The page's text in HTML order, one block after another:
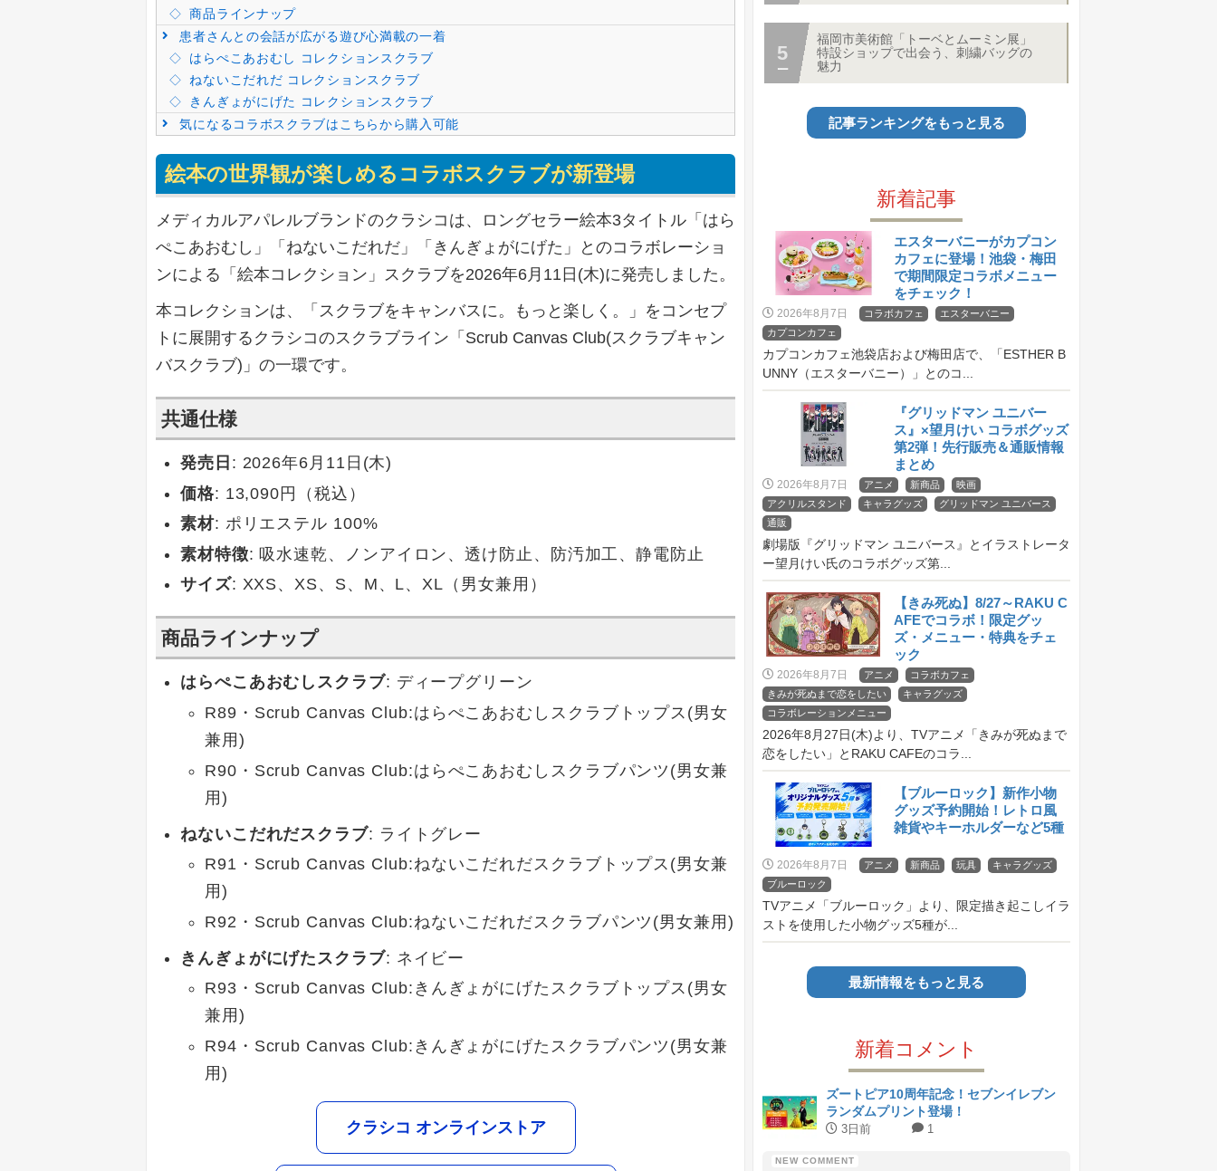
商品ラインナップ
患者さんとの会話が広がる遊び心満載の一着
はらぺこあおむし コレクションスクラブ
ねないこだれだ コレクションスクラブ
きんぎょがにげた コレクションスクラブ
気になるコラボスクラブはこちらから購入可能
絵本の世界観が楽しめるコラボスクラブが新登場
メディカルアパレルブランドのクラシコは、ロングセラー絵本3タイトル「はら
ぺこあおむし」「ねないこだれだ」「きんぎょがにげた」とのコラボレーショ
ンによる「絵本コレクション」スクラブを2026年6月11日(木)に発売しました。
本コレクションは、「スクラブをキャンバスに。もっと楽しく。」をコンセプ
トに展開するクラシコのスクラブライン「Scrub Canvas Club(スクラブキャン
バスクラブ)」の一環です。
共通仕様
発売日 : 2026年6月11日(木)
価格: 13,090円（税込）
素材: ポリエステル 100%
素材特徴: 吸水速乾、ノンアイロン、透け防止、防汚加工、静電防止
サイズ: XXS、XS、S、M、L、XL（男女兼用）
商品ラインナップ
はらぺこあおむしスクラブ: ディープグリーン
R89・Scrub Canvas Club:はらぺこあおむしスクラブトップス(男女
兼用)
R90・Scrub Canvas Club:はらぺこあおむしスクラブパンツ(男女兼
用)
ねないこだれだスクラブ: ライトグレー
R91・Scrub Canvas Club:ねないこだれだスクラブトップス(男女兼
用)
R92・Scrub Canvas Club:ねないこだれだスクラブパンツ(男女兼用)
きんぎょがにげたスクラブ: ネイビー
R93・Scrub Canvas Club:きんぎょがにげたスクラブトップス(男女
兼用)
R94・Scrub Canvas Club:きんぎょがにげたスクラブパンツ(男女兼
用)
クラシコ オンラインストア
福岡市美術館「トーベとムーミン展」
特設ショップで出会う、刺繍バッグの
魅力
記事ランキングをもっと見る
新着記事
エスターバニーがカプコン
カフェに登場！池袋・梅田
で期間限定コラボメニュー
をチェック！
2026年8月7日 コラボカフェ
エスターバニー
カプコンカフェ
カプコンカフェ池袋店および梅田店で、「ESTHER B
UNNY（エスターバニー）」とのコ...
『グリッドマン ユニバー
ス』×望月けい コラボグッズ
第2弾！先行販売＆通販情報
まとめ
2026年8月7日 アニメ 新商品
映画
アクリルスタンド
キャラグッズ
グリッドマン ユニバース
通販
劇場版『グリッドマン ユニバース』とイラストレータ
ー望月けい氏のコラボグッズ第...
【きみ死ぬ】8/27～RAKU C
AFEでコラボ！限定グッ
ズ・メニュー・特典をチェ
ック
2026年8月7日 アニメ
コラボカフェ
きみが死ぬまで恋をしたい
キャラグッズ
コラボレーションメニュー
2026年8月27日(木)より、TVアニメ「きみが死ぬまで
恋をしたい」とRAKU CAFEのコラ...
【ブルーロック】新作小物
グッズ予約開始！レトロ風
雑貨やキーホルダーなど5種
2026年8月7日 アニメ 新商品 玩具
キャラグッズ
ブルーロック
TVアニメ「ブルーロック」より、限定描き起こしイラ
ストを使用した小物グッズ5種が...
最新情報をもっと見る
新着コメント
ズートピア10周年記念！セブンイレブン
ランダムプリント登場！
3日前 1